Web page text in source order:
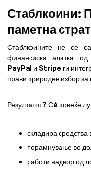
Стаблкоини:
паметна
Стаблкоините не се
финансиска алатка
PayPal и Stripe ги
прави природен избор за
Резултатот? Сè повеќе
складира средства
порамнување во
работи надвор од